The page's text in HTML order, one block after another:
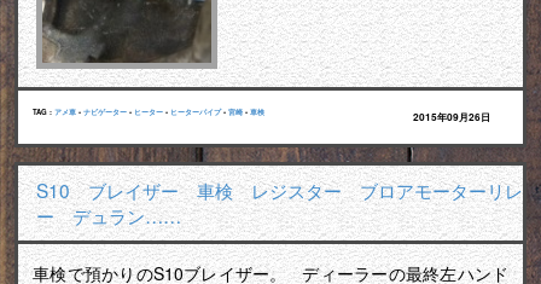
TAG : アメ車 • ナビゲーター • ヒーター • ヒーターパイプ• 宮崎 • 車検 2015年09月26日
S10 ブレイザー 車検 レジスター ブロアモーターリレ
ー デュラン……
車検で預かりのS10ブレイザー。 ディーラーの最終左ハンド